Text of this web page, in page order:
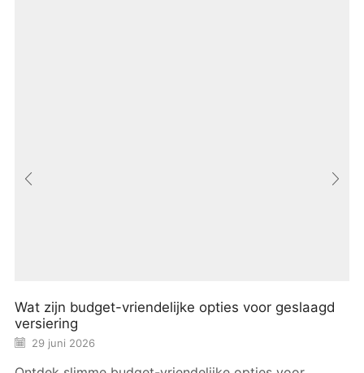
Wat zijn budget-vriendelijke opties voor geslaagd
versiering
29 juni 2026